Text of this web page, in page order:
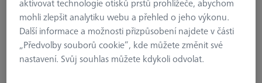
aktivovat technologie otisků prstů prohlížeče, abychom
mohli zlepšit analytiku webu a přehled o jeho výkonu.
Další informace a možnosti přizpůsobení najdete v části
„Předvolby souborů cookie“, kde můžete změnit své
nastavení. Svůj souhlas můžete kdykoli odvolat.